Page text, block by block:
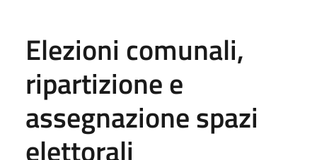
Elezioni comunali,
ripartizione e
assegnazione spazi
elettorali